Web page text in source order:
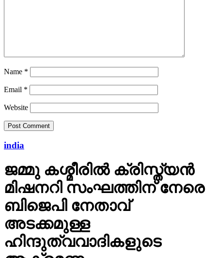
Name *
Email *
Website
india
ജമ്മു കശ്മീരില്‍ ക്രിസ്ത്യന്‍
മിഷനറി സംഘത്തിന് നേരെ
ബിജെപി നേതാവ്
അടക്കമുള്ള
ഹിന്ദുത്വവാദികളുടെ